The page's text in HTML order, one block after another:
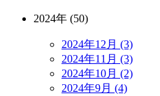
2024年 (50)
2024年12月 (3)
2024年11月 (3)
2024年10月 (2)
2024年9月 (4)